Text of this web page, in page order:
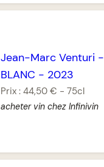
Jean-Marc Venturi -
BLANC - 2023
Prix :44,50 € -75cl
acheter vin chez Infinivin